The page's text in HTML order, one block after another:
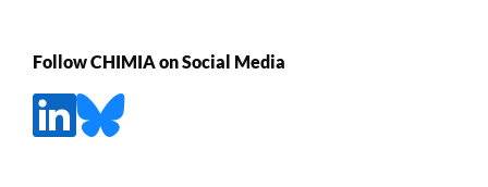
Follow CHIMIA on Social Media